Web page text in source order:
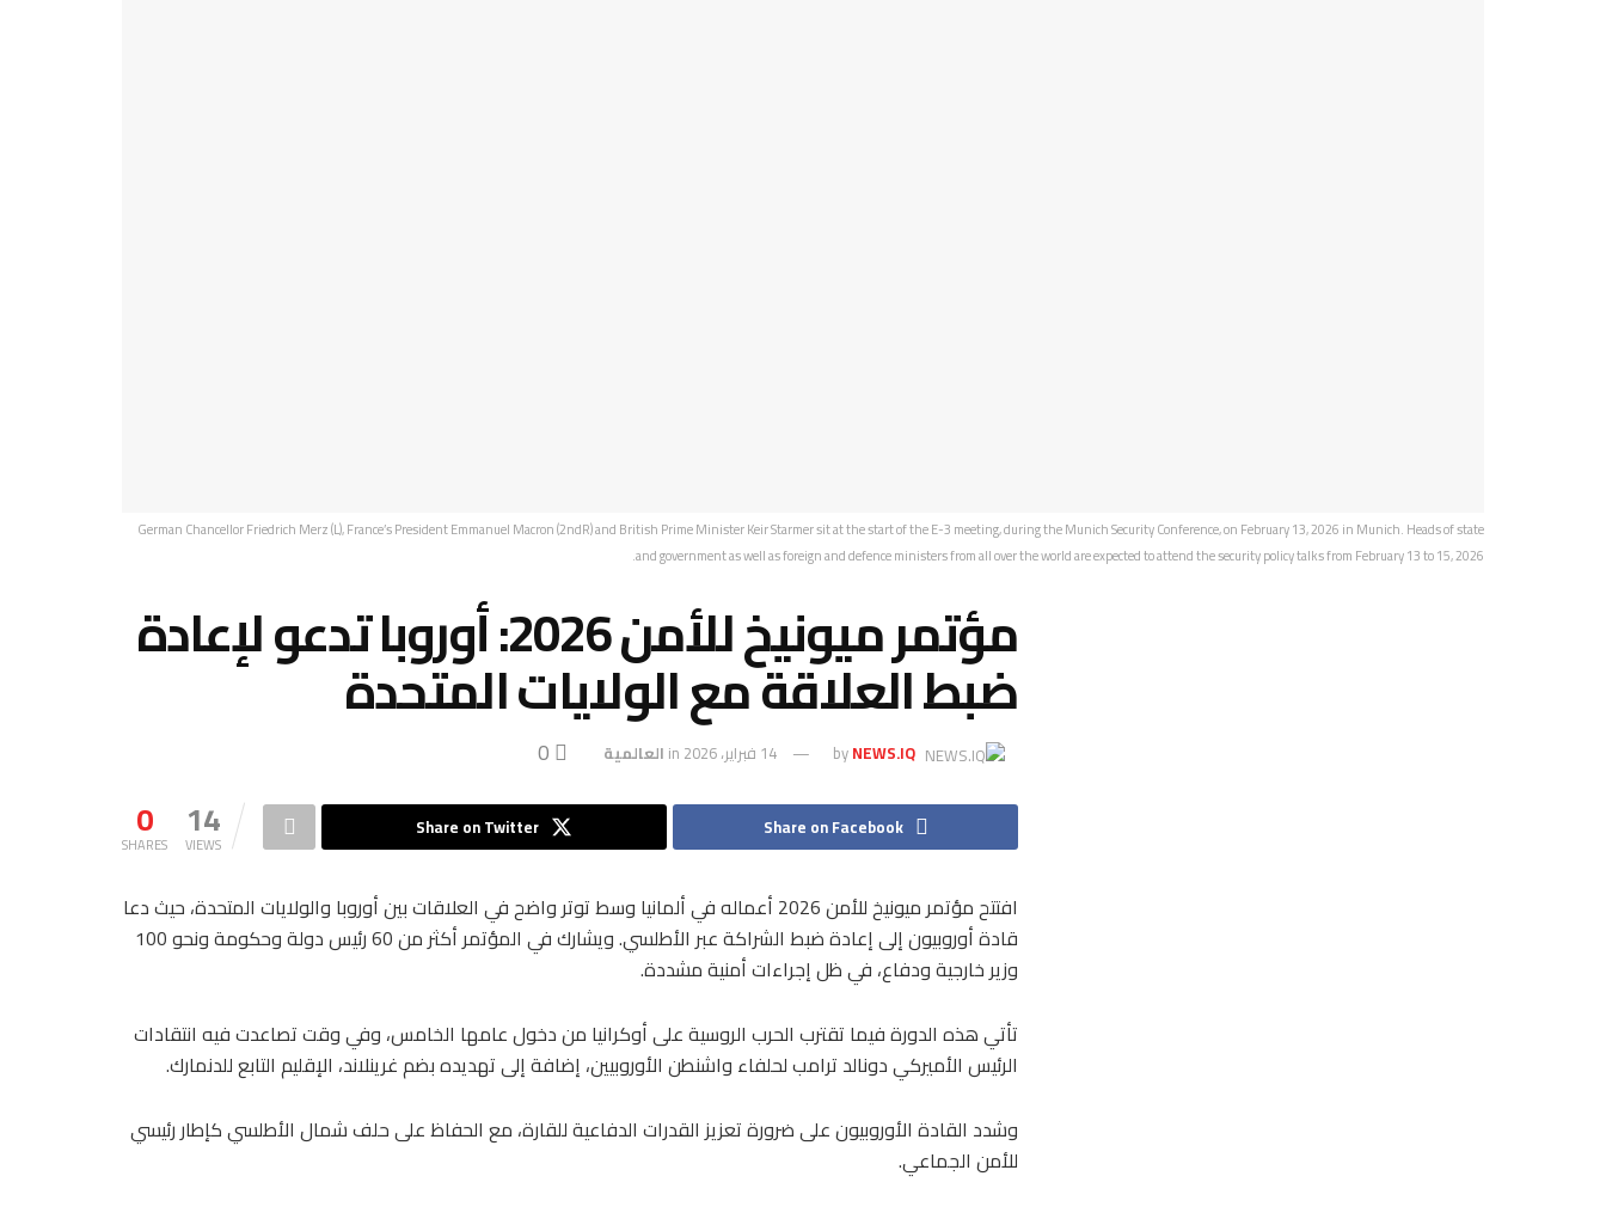
German Chancellor Friedrich Merz (L), France’s President Emmanuel Macron (2ndR) and British Prime Minister Keir Starmer sit at the start of the E-3 meeting, during the Munich Security Conference, on February 13, 2026 in Munich. Heads of state
and government as well as foreign and defence ministers from all over the world are expected to attend the security policy talks from February 13 to 15, 2026.
مؤتمر ميونيخ للأمن 2026: أوروبا تدعو لإعادة
ضبط العلاقة مع الولايات المتحدة
byNEWS.IQ 14 فبراير، 2026 in العالمية
0
SHARES 14
VIEWS
Share on Facebook
Share on Twitter
افتتح مؤتمر ميونيخ للأمن 2026 أعماله في ألمانيا وسط توتر واضح في العلاقات بين أوروبا والولايات المتحدة، حيث دعا
قادة أوروبيون إلى إعادة ضبط الشراكة عبر الأطلسي. ويشارك في المؤتمر أكثر من 60 رئيس دولة وحكومة ونحو 100
وزير خارجية ودفاع، في ظل إجراءات أمنية مشددة.
تأتي هذه الدورة فيما تقترب الحرب الروسية على أوكرانيا من دخول عامها الخامس، وفي وقت تصاعدت فيه انتقادات
الرئيس الأميركي دونالد ترامب لحلفاء واشنطن الأوروبيين، إضافة إلى تهديده بضم غرينلاند، الإقليم التابع للدنمارك.
وشدد القادة الأوروبيون على ضرورة تعزيز القدرات الدفاعية للقارة، مع الحفاظ على حلف شمال الأطلسي كإطار رئيسي
للأمن الجماعي.